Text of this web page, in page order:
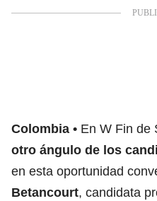
Colombia En W Fin de
otro ángulo de los
en esta oportunidad
Betancourt, candidata